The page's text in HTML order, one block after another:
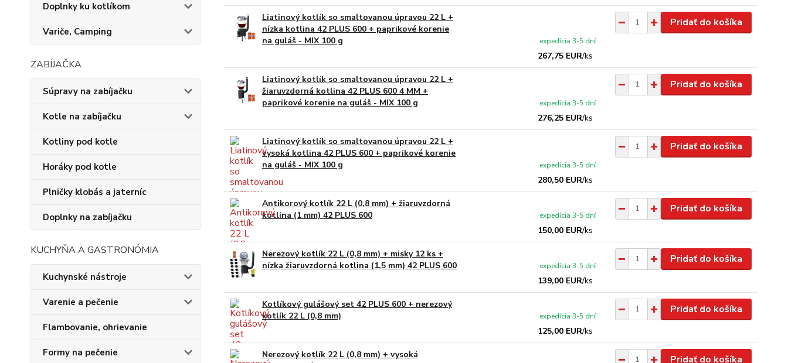
Doplnky ku kotlíkom
Variče, Camping
ZABÍJAČKA
Súpravy na zabíjačku
Kotle na zabíjačku
Kotliny pod kotle
Horáky pod kotle
Plničky klobás a jaterníc
Doplnky na zabíjačku
KUCHYŇA A GASTRONÓMIA
Kuchynské nástroje
Varenie a pečenie
Flambovanie, ohrievanie
Formy na pečenie
Liatinový kotlík so smaltovanou úpravou 22 L +
nízka kotlina 42 PLUS 600 + paprikové korenie
na guláš - MIX 100 g
267,75 EUR/ks
expedícia 3-5 dní
Pridať do košíka
Liatinový kotlík so smaltovanou úpravou 22 L +
žiaruvzdorná kotlina 42 PLUS 600 4 MM +
paprikové korenie na guláš - MIX 100 g
276,25 EUR/ks
expedícia 3-5 dní
Pridať do košíka
Liatinový kotlík so smaltovanou úpravou 22 L +
vysoká kotlina 42 PLUS 600 + paprikové korenie
na guláš - MIX 100 g
280,50 EUR/ks
expedícia 3-5 dní
Pridať do košíka
Antikorový kotlík 22 L (0,8 mm) + žiaruvzdorná
kotlina (1 mm) 42 PLUS 600
150,00 EUR/ks
expedícia 3-5 dní
Pridať do košíka
Nerezový kotlík 22 L (0,8 mm) + misky 12 ks +
nízka žiaruvzdorná kotlina (1,5 mm) 42 PLUS 600
139,00 EUR/ks
expedícia 3-5 dní
Pridať do košíka
Kotlíkový gulášový set 42 PLUS 600 + nerezový
kotlík 22 L (0,8 mm)
125,00 EUR/ks
expedícia 3-5 dní
Pridať do košíka
Nerezový kotlík 22 L (0,8 mm) + vysoká
Pridať do košíka